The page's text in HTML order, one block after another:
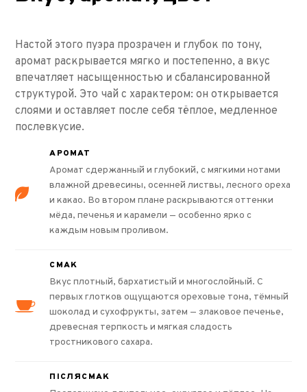
Настой этого пуэра прозрачен и глубок по тону,
аромат раскрывается мягко и постепенно, а вкус
впечатляет насыщенностью и сбалансированной
структурой. Это чай с характером: он открывается
слоями и оставляет после себя тёплое, медленное
послевкусие.
АРОМАТ
Аромат сдержанный и глубокий, с мягкими нотами
влажной древесины, осенней листвы, лесного ореха
и какао. Во втором плане раскрываются оттенки
мёда, печенья и карамели — особенно ярко с
каждым новым проливом.
СМАК
Вкус плотный, бархатистый и многослойный. С
первых глотков ощущаются ореховые тона, тёмный
шоколад и сухофрукты, затем — злаковое печенье,
древесная терпкость и мягкая сладость
тростникового сахара.
ПІСЛЯСМАК